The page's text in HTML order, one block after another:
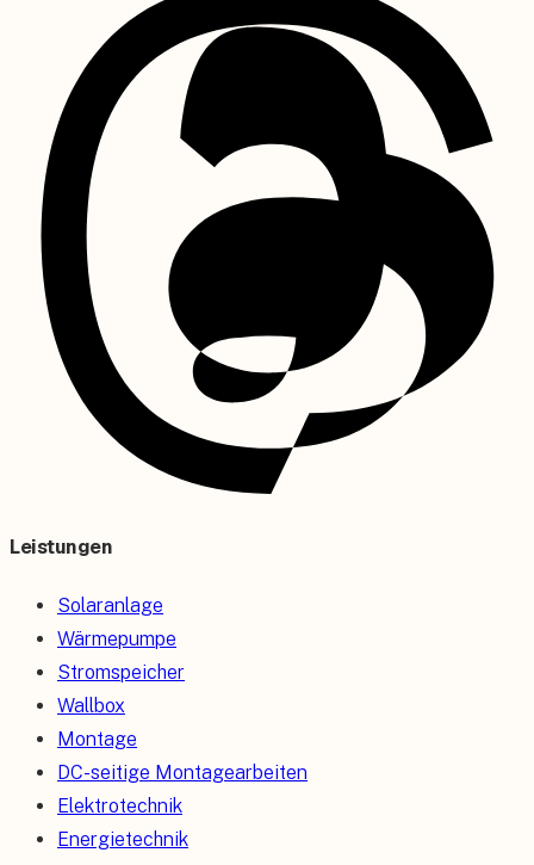
Leistungen
Solaranlage
Wärmepumpe
Stromspeicher
Wallbox
Montage
DC-seitige Montagearbeiten
Elektrotechnik
Energietechnik